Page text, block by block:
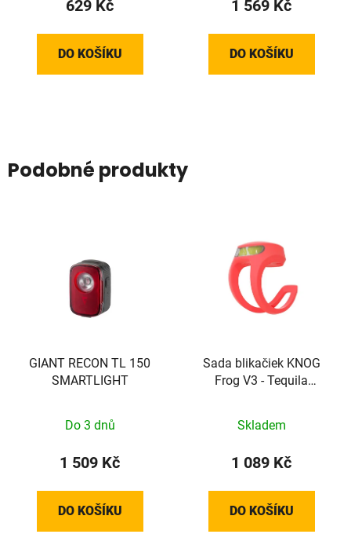
629 Kč
DO KOŠÍKU
1 569 Kč
DO KOŠÍKU
Podobné produkty
GIANT RECON TL 150
SMARTLIGHT
Do 3 dnů
1 509 Kč
DO KOŠÍKU
Sada blikačiek KNOG
Frog V3 - Tequila
Skladem
1 089 Kč
DO KOŠÍKU